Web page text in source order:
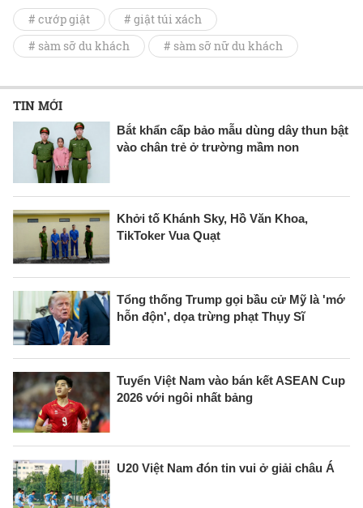
# cướp giật
# giật túi xách
# sàm sỡ du khách
# sàm sỡ nữ du khách
TIN MỚI
Bắt khẩn cấp bảo mẫu dùng dây thun bật
vào chân trẻ ở trường mầm non
Khởi tố Khánh Sky, Hồ Văn Khoa,
TikToker Vua Quạt
Tổng thống Trump gọi bầu cử Mỹ là 'mớ
hỗn độn', dọa trừng phạt Thụy Sĩ
Tuyển Việt Nam vào bán kết ASEAN Cup
2026 với ngôi nhất bảng
U20 Việt Nam đón tin vui ở giải châu Á